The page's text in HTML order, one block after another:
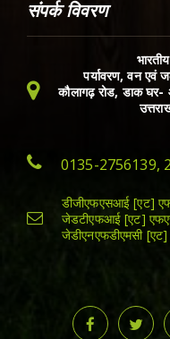
संपर्क विवरण
पर्यावरण, वन एवं
कौलागढ़ रोड, डाक
0135-2756139,
डीजीएफएसआई [एट]
जेडटीएफआई [एट]
जेडीएनएफडीएमसी